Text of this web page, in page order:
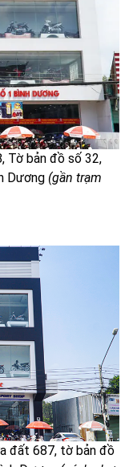
Tờ bản đồ số 32,
Dương (gần trạm
đất 687, tờ bản đồ